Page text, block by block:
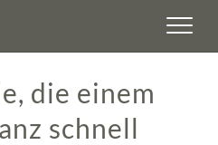
die einem
schnell